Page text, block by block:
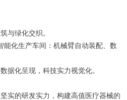
与绿化交织。
化生产车间：机械臂自动装配、数
化呈现，科技实力视觉化。
实的研发实力，构建高值医疗器械的